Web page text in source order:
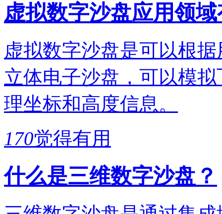
虚拟数字沙盘应用领
虚拟数字沙盘是可以根
立体电子沙盘，可以模
理坐标和高度信息。
170觉得有用
什么是三维数字沙盘？